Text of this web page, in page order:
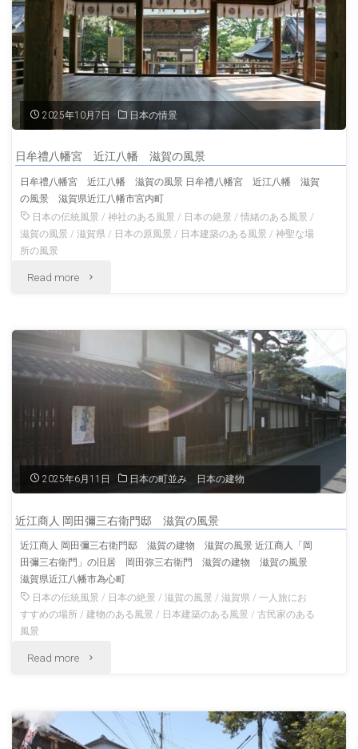
社
滋
賀
の
社
滋
賀
景"
2025年10月7日 日本の情景
日牟禮八幡宮 近江八幡 滋賀の風景
日牟禮八幡宮 近江八幡 滋賀の風景 日牟禮八幡宮 近江八幡 滋賀
の風景 滋賀県近江八幡市宮内町
日本の伝統風景 /神社のある風景 / 日本の絶景 /情緒のある風景 /
滋賀の風景 /滋賀県 / 日本の原風景 / 日本建築のある風景 /神聖な場
所の風景
Read more "日
八
幡
宮
近
八
幡
滋
の
2025年6月11日 日本の町並み 日本の建物
近江商人 岡田彌三右衛門邸 滋賀の風景
近江商人 岡田彌三右衛門邸 滋賀の建物 滋賀の風景 近江商人「岡
田彌三右衛門」の旧居 岡田弥三右衛門 滋賀の建物 滋賀の風景
滋賀県近江八幡市為心町
日本の伝統風景 / 日本の絶景 /滋賀の風景 /滋賀県 /一人旅にお
すすめの場所 /建物のある風景 / 日本建築のある風景 /古民家のある
風景
Read more "近